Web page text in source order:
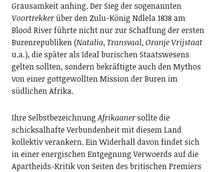
Grausamkeit anhing. Der Sieg der sogenannten
Voortrekkerüber den Zulu-König Ndlela 1838 am
Blood River führte nicht nur zur Schaffung der ersten
Burenrepubliken (Natalia, Transvaal, Oranje Vrijstaat
u.a.), die später als Ideal burischen Staatswesens
gelten sollten, sondern bekräftigte auch den Mythos
von einer gottgewollten Mission der Buren im
südlichen Afrika.
Ihre SelbstbezeichnungAfrikaanersollte die
schicksalhafte Verbundenheit mit diesem Land
kollektiv verankern. Ein Widerhall davon findet sich
in einer energischen Entgegnung Verwoerds auf die
Apartheids-Kritik von Seiten des britischen Premiers